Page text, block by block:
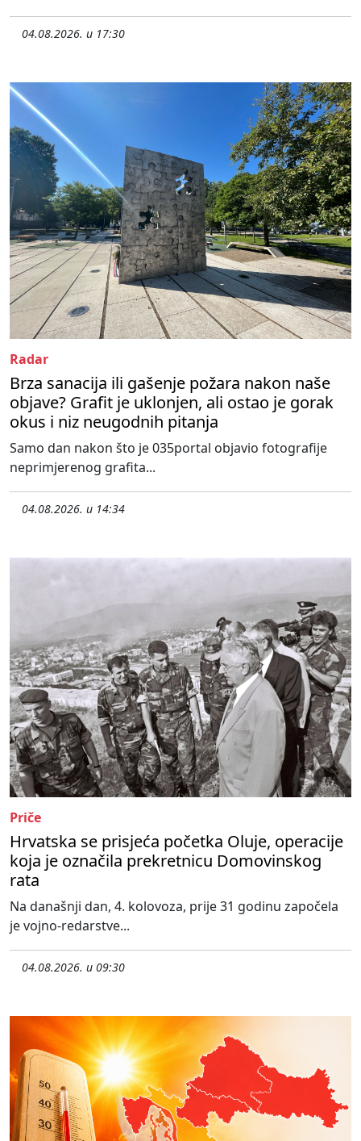
04.08.2026. u 17:30
Radar
Brza sanacija ili gašenje požara nakon naše
objave? Grafit je uklonjen, ali ostao je gorak
okus i niz neugodnih pitanja
Samo dan nakon što je 035portal objavio fotografije
neprimjerenog grafita...
04.08.2026. u 14:34
Priče
Hrvatska se prisjeća početka Oluje, operacije
koja je označila prekretnicu Domovinskog
rata
Na današnji dan, 4. kolovoza, prije 31 godinu započela
je vojno-redarstve...
04.08.2026. u 09:30